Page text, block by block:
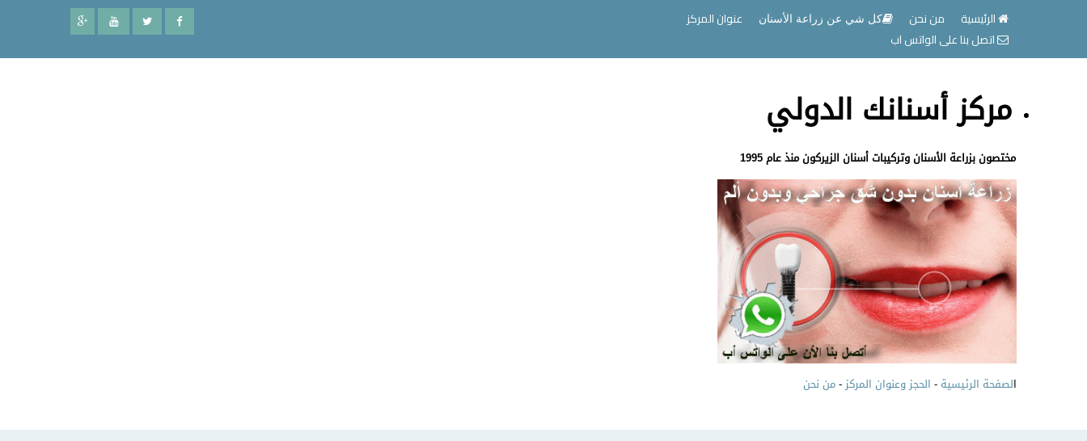
الرئيسية من نحن كل شي عن زراعة الأسنان
عنوان المركز
اتصل بنا على الواتس اب
مركز أسنانك الدولي
مختصون بزراعة الأسنان وتركيبات أسنان الزيركون منذ عام 1995
الصفحة الرئيسية - الحجز وعنوان المركز-من نحن